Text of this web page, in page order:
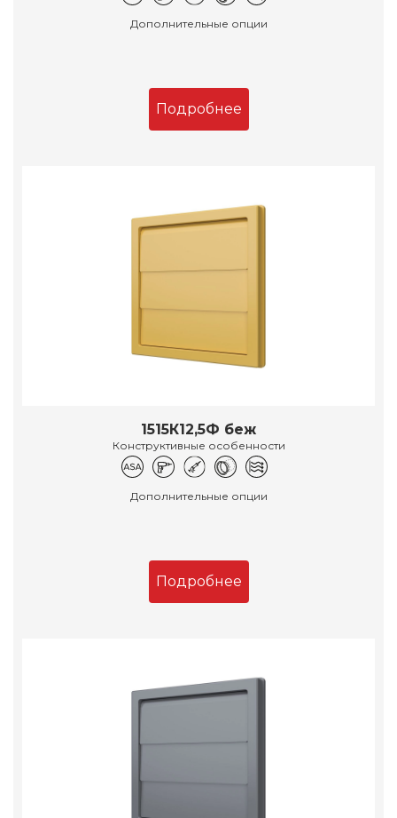
Дополнительные опции
Подробнее
1515К12,5Ф беж
Конструктивные особенности
Дополнительные опции
Подробнее